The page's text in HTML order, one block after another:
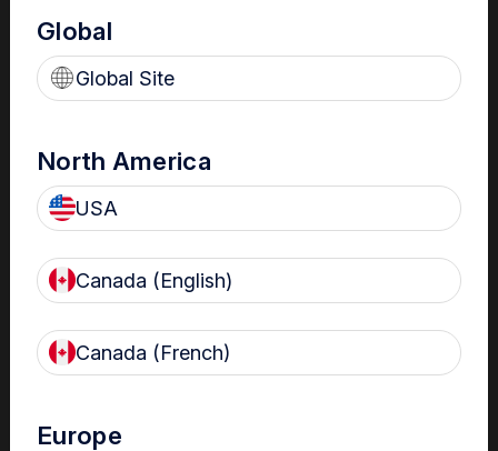
Favorise les meilleures pratiques de contrôle des
infections
Global
Global Site
North America
USA
Canada (English)
Canada (French)
Europe